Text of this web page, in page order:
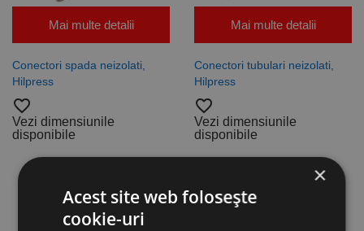
Mai multe detalii
Conectori spada neizolati,
Hilpress
favorite_border
Vezi dimensiunile
disponibile
Mai multe detalii
Conectori tubulari neizolati,
Hilpress
favorite_border
Vezi dimensiunile
disponibile
×
Acest site web folosește
cookie-uri